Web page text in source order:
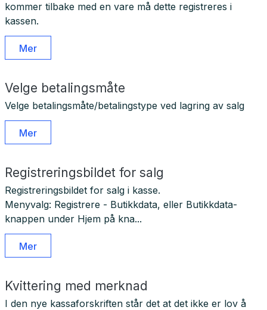
kommer tilbake med en vare må dette registreres i
kassen.
Mer
Velge betalingsmåte
Velge betalingsmåte/betalingstype ved lagring av salg
Mer
Registreringsbildet for salg
Registreringsbildet for salg i kasse.
Menyvalg: Registrere - Butikkdata, eller Butikkdata-
knappen under Hjem på kna...
Mer
Kvittering med merknad
I den nye kassaforskriften står det at det ikke er lov å